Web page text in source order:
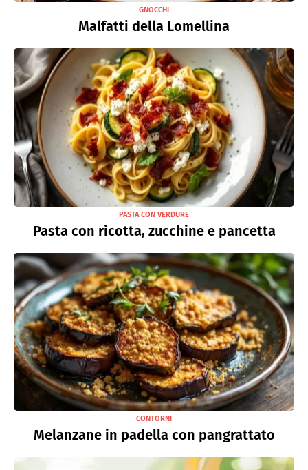
GNOCCHI
Malfatti della Lomellina
PASTA CON VERDURE
Pasta con ricotta, zucchine e pancetta
CONTORNI
Melanzane in padella con pangrattato